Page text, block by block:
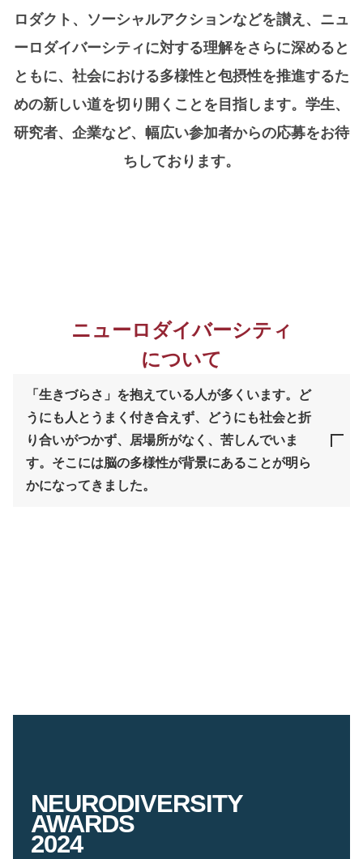
ロダクト、ソーシャルアクションなどを讃え、ニュ
ーロダイバーシティに対する理解をさらに深めると
ともに、社会における多様性と包摂性を推進するた
めの新しい道を切り開くことを目指します。学生、
研究者、企業など、幅広い参加者からの応募をお待
ちしております。
ニューロダイバーシティ
について
「生きづらさ」を抱えている人が多くいます。ど
うにも人とうまく付き合えず、どうにも社会と折
り合いがつかず、居場所がなく、苦しんでいま
す。そこには脳の多様性が背景にあることが明ら
かになってきました。
NEURODIVERSITY
AWARDS
2024